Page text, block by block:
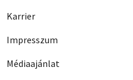
Karrier
Impresszum
Médiaajánlat